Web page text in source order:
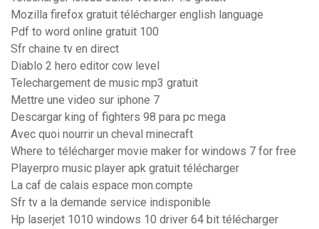
Mozilla firefox gratuit télécharger english language
Pdf to word online gratuit 100
Sfr chaine tv en direct
Diablo 2 hero editor cow level
Telechargement de music mp3 gratuit
Mettre une video sur iphone 7
Descargar king of fighters 98 para pc mega
Avec quoi nourrir un cheval minecraft
Where to télécharger movie maker for windows 7 for free
Playerpro music player apk gratuit télécharger
La caf de calais espace mon.compte
Sfr tv a la demande service indisponible
Hp laserjet 1010 windows 10 driver 64 bit télécharger